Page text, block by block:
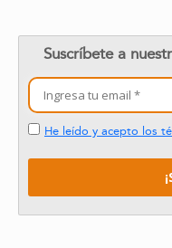
Suscríbete a
He leído y acepto los